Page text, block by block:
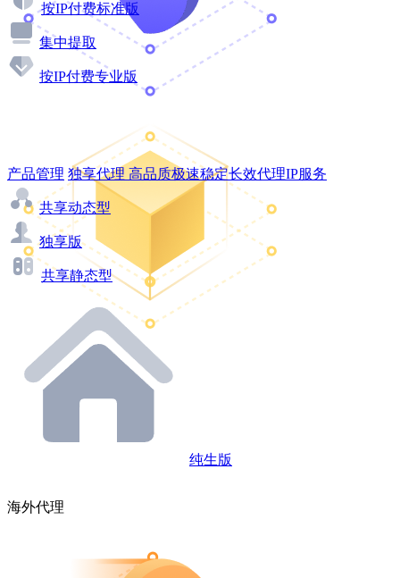
按IP付费标准版
集中提取
按IP付费专业版
产品管理 独享代理 高品质极速稳定长效代理IP服务
共享动态型
独享版
共享静态型
纯生版
海外代理